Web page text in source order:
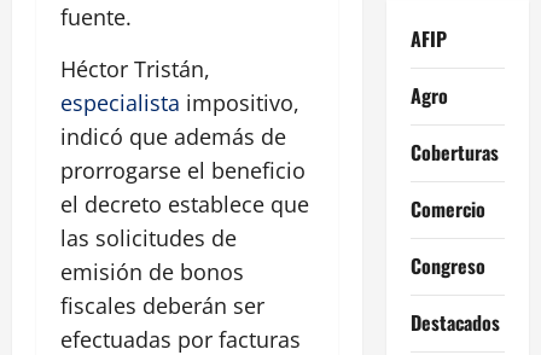
fuente.
Héctor Tristán,
especialista impositivo,
indicó que además de
prorrogarse el beneficio
el decreto establece que
las solicitudes de
emisión de bonos
fiscales deberán ser
efectuadas por facturas
AFIP
Agro
Coberturas
Comercio
Congreso
Destacados